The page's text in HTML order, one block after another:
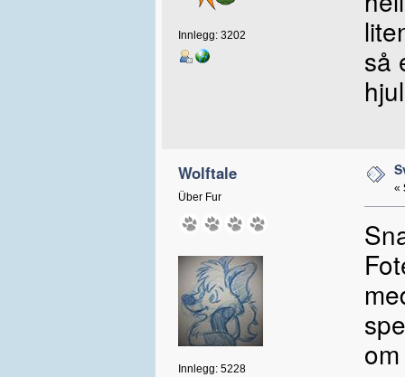
Innlegg: 3202
så
Wolftale
Über Fur
Innlegg: 5228
«